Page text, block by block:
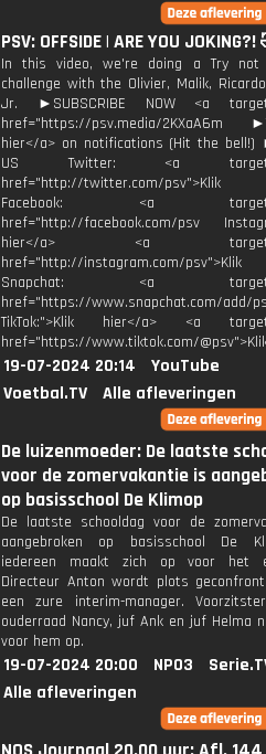
PSV: OFFSIDE | ARE YOU JOKING?!
In this video, we're doing a Try not
challenge with the Olivier, Malik,
Jr. ►SUBSCRIBE NOW <a
href="https://psv.media/2KXaA6m
hier</a> on notifications (Hit the bell!)
US Twitter: <a
href="http://twitter.com/psv">Klik
Facebook: <a
href="http://facebook.com/psv
hier</a> <a
href="http://instagram.com/
Snapchat: <a
href="https://www.snapchat.com/add/
TikTok:">Klik hier</a> <a
href="https://www.tiktok.com/
19-07-2024 20:14
YouTube
Voetbal.TV
Alle afleveringen
De luizenmoeder: De laatste
voor de zomervakantie is
op basisschool De Klimop
De laatste schooldag voor de
aangebroken op basisschool De
iedereen maakt zich op voor het
Directeur Anton wordt plots
een zure interim-manager.
ouderraad Nancy, juf Ank en juf Helma
voor hem op.
19-07-2024 20:00 NPO3
Alle afleveringen